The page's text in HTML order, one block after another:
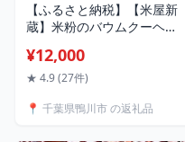
【ふるさと納税】【米屋新
蔵】米粉のバウムクーヘン
ルク & かりっとクッキー』
2個セット [0012-0078]
¥12,000
★ 4.9 (27件)
📍 千葉県鴨川市 の返礼品